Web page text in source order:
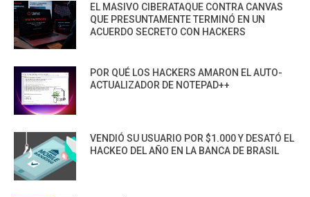
EL MASIVO CIBERATAQUE CONTRA CANVAS
QUE PRESUNTAMENTE TERMINÓ EN UN
ACUERDO SECRETO CON HACKERS
POR QUÉ LOS HACKERS AMARON EL AUTO-
ACTUALIZADOR DE NOTEPAD++
VENDIÓ SU USUARIO POR $1.000 Y DESATÓ EL
HACKEO DEL AÑO EN LA BANCA DE BRASIL